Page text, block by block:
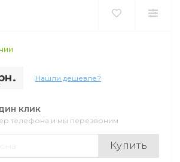
Нашли дешевле?
клик
телефона и мы перезвоним
Купить